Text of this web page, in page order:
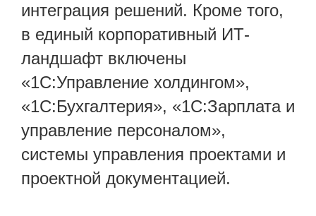
интеграция решений. Кроме того,
в единый корпоративный ИТ-
ландшафт включены
«1С:Управление холдингом»,
«1С:Бухгалтерия», «1С:Зарплата и
управление персоналом»,
системы управления проектами и
проектной документацией.